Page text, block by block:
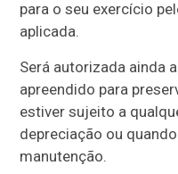
para o seu exercício
aplicada.
Será autorizada ainda
apreendido para
estiver sujeito a
depreciação ou
manutenção.